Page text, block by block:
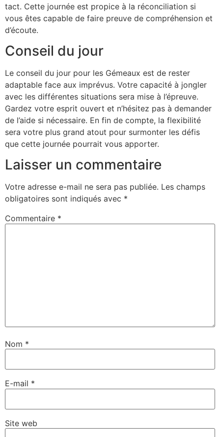
tact. Cette journée est propice à la réconciliation si
vous êtes capable de faire preuve de compréhension et
d’écoute.
Conseil du jour
Le conseil du jour pour les Gémeaux est de rester
adaptable face aux imprévus. Votre capacité à jongler
avec les différentes situations sera mise à l’épreuve.
Gardez votre esprit ouvert et n’hésitez pas à demander
de l’aide si nécessaire. En fin de compte, la flexibilité
sera votre plus grand atout pour surmonter les défis
que cette journée pourrait vous apporter.
Laisser un commentaire
Votre adresse e-mail ne sera pas publiée. Les champs
obligatoires sont indiqués avec *
Commentaire *
Nom *
E-mail *
Site web